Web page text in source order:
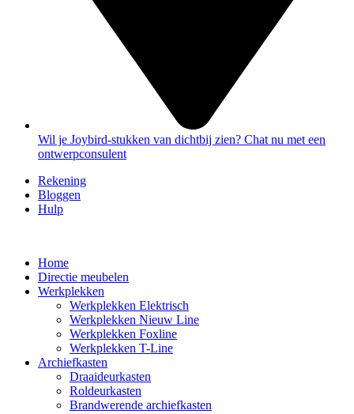
Wil je Joybird-stukken van dichtbij zien? Chat nu met een
ontwerpconsulent
Rekening
Bloggen
Hulp
Home
Directie meubelen
Werkplekken
Werkplekken Elektrisch
Werkplekken Nieuw Line
Werkplekken Foxline
Werkplekken T-Line
Archiefkasten
Draaideurkasten
Roldeurkasten
Brandwerende archiefkasten